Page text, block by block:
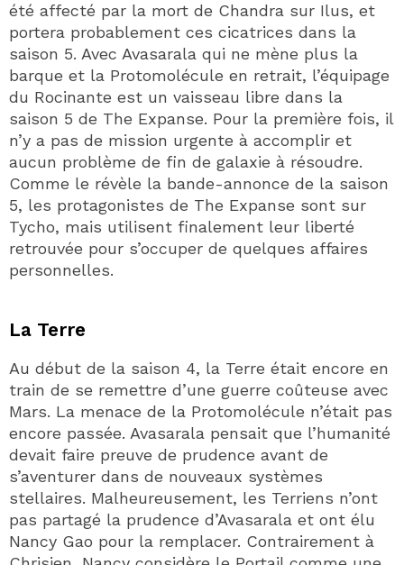
été affecté par la mort de Chandra sur Ilus, et
portera probablement ces cicatrices dans la
saison 5. Avec Avasarala qui ne mène plus la
barque et la Protomolécule en retrait, l’équipage
du Rocinante est un vaisseau libre dans la
saison 5 de The Expanse. Pour la première fois, il
n’y a pas de mission urgente à accomplir et
aucun problème de fin de galaxie à résoudre.
Comme le révèle la bande-annonce de la saison
5, les protagonistes de The Expanse sont sur
Tycho, mais utilisent finalement leur liberté
retrouvée pour s’occuper de quelques affaires
personnelles.
La Terre
Au début de la saison 4, la Terre était encore en
train de se remettre d’une guerre coûteuse avec
Mars. La menace de la Protomolécule n’était pas
encore passée. Avasarala pensait que l’humanité
devait faire preuve de prudence avant de
s’aventurer dans de nouveaux systèmes
stellaires. Malheureusement, les Terriens n’ont
pas partagé la prudence d’Avasarala et ont élu
Nancy Gao pour la remplacer. Contrairement à